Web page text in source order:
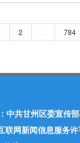
2 784
中共甘州区委宣传
联网新闻信息服务